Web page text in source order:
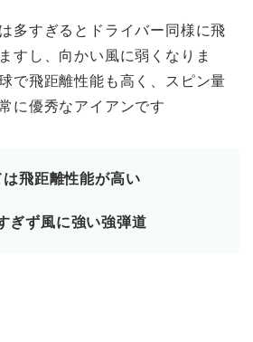
多すぎるとドライバー同様に飛
すし、向かい風に弱くなりま
で飛距離性能も高く、スピン量
に優秀なアイアンです
は飛距離性能が高い
ぎず風に強い強弾道